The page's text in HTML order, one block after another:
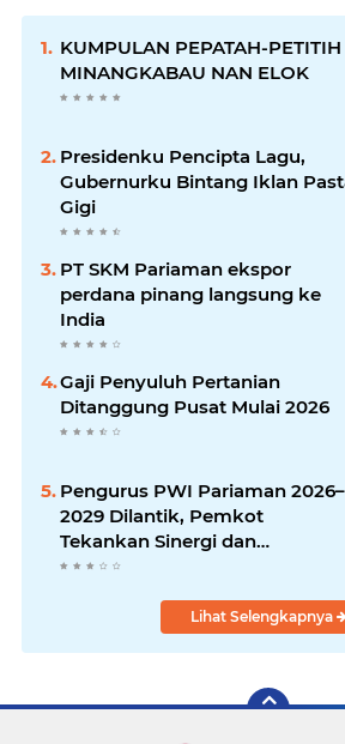
KUMPULAN PEPATAH-PETITIH
MINANGKABAU NAN ELOK
Presidenku Pencipta Lagu,
Gubernurku Bintang Iklan
Gigi
PT SKM Pariaman ekspor
perdana pinang langsung ke
India
Gaji Penyuluh Pertanian
Ditanggung Pusat Mulai 2026
Pengurus PWI Pariaman 2026–
2029 Dilantik, Pemkot
Tekankan Sinergi dan
Profesionalisme Pers
Lihat Selengkapnya